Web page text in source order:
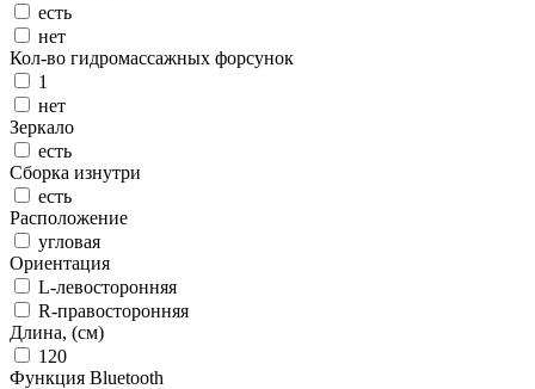
есть
нет
Кол-во гидромассажных форсунок
1
нет
Зеркало
есть
Сборка изнутри
есть
Расположение
угловая
Ориентация
L-левосторонняя
R-правосторонняя
Длина, (см)
120
Функция Bluetooth